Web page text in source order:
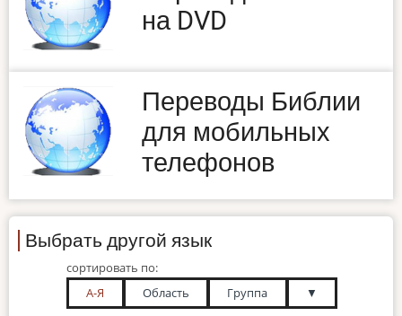
на DVD
Переводы Библии
для мобильных
телефонов
Выбрать другой язык
сортировать по:
А-Я
Область Группа ▼